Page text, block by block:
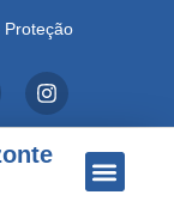
Proteção